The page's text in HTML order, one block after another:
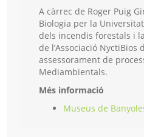
A càrrec de Roger Puig
Biologia per la
dels incendis forestals i
de l’Associació NyctiBios
assessorament de
Mediambientals.
Més informació
Museus de